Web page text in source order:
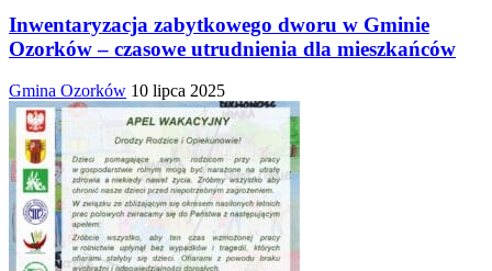
Inwentaryzacja zabytkowego dworu w Gminie
Ozorków – czasowe utrudnienia dla mieszkańców
Gmina Ozorków 10 lipca 2025